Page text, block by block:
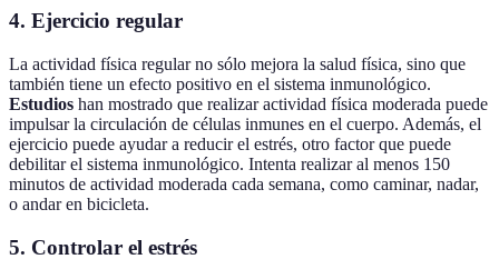
4. Ejercicio regular
La actividad física regular no sólo mejora la salud física, sino que
también tiene un efecto positivo en el sistema inmunológico.
Estudios han mostrado que realizar actividad física moderada puede
impulsar la circulación de células inmunes en el cuerpo. Además, el
ejercicio puede ayudar a reducir el estrés, otro factor que puede
debilitar el sistema inmunológico. Intenta realizar al menos 150
minutos de actividad moderada cada semana, como caminar, nadar,
o andar en bicicleta.
5. Controlar el estrés